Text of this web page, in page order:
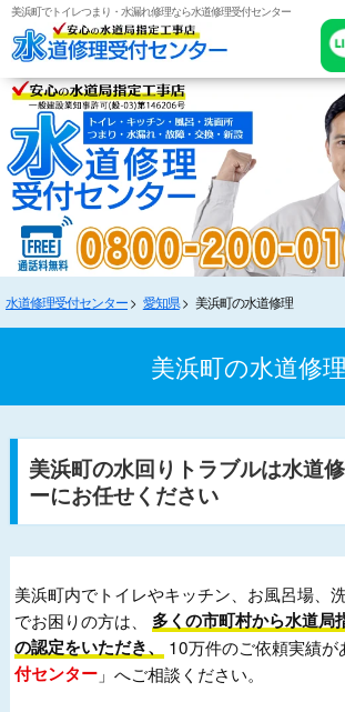
美浜町でトイレつまり・水漏れ修理なら水道修理受付センター
水道修理受付センター 愛知県 美浜町の水道修理
美浜町の水道修理
美浜町の水回りトラブルは水道
ーにお任せください
美浜町内でトイレやキッチン、お風呂場、
でお困りの方は、 多くの市町村から水道局
の認定をいただき、
10万件のご依頼実績が
付センター 」へご相談ください。